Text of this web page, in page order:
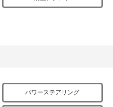
パワーステアリング